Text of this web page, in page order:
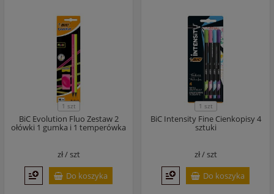
1 szt
BiC Evolution Fluo Zestaw 2
ołówki 1 gumka i 1 temperówka
zł /szt
Do koszyka
1 szt
BiC Intensity Fine Cienkopisy 4
sztuki
zł /szt
Do koszyka